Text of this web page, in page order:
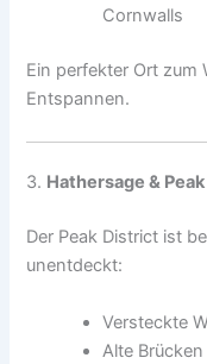
Cornwalls
Ein perfekter Ort zum
Entspannen.
3. Hathersage &
Der Peak District ist
unentdeckt:
Versteckte
Alte